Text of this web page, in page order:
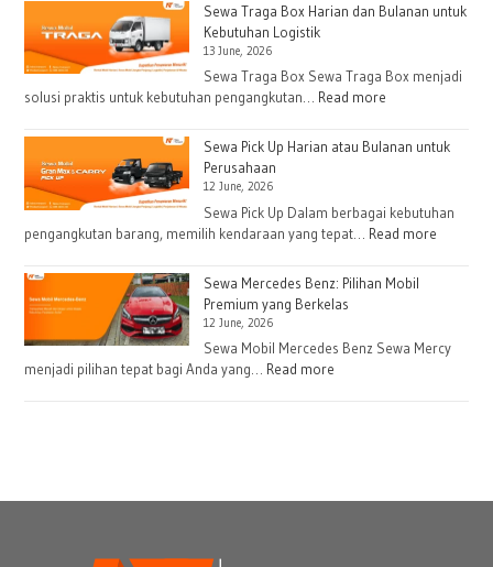
Double
Kebutuhan
Operasional
Sewa Traga Box Harian dan Bulanan untuk
Kebutuhan Logistik
13 June, 2026
Sewa Traga Box Sewa Traga Box menjadi
solusi praktis untuk kebutuhan pengangkutan… Read more
Traga
dan
Bulanan
Kebutuhan
Sewa Pick Up Harian atau Bulanan untuk
Perusahaan
12 June, 2026
Sewa Pick Up Dalam berbagai kebutuhan
pengangkutan barang, memilih kendaraan yang tepat… Read more
atau
Sewa Mercedes Benz: Pilihan Mobil
Premium yang Berkelas
12 June, 2026
Sewa Mobil Mercedes Benz Sewa Mercy
menjadi pilihan tepat bagi Anda yang… Read more
Premium